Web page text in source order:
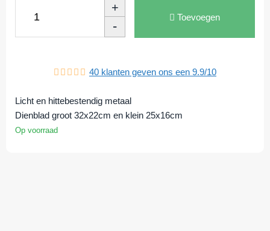
+
-
Toevoegen
40 klanten geven ons een 9.9/10
Licht en hittebestendig metaal
Dienblad groot 32x22cm en klein 25x16cm
Op voorraad